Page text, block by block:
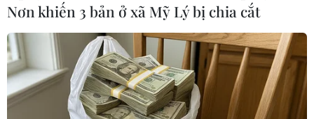
#Đồ chơi #OPCW
#Vũ khí hóa học
#Thị trấn Douma
#Đông Ghouta
#tin tức
Nơn khiến 3 bản ở xã Mỹ Lý bị chia cắt